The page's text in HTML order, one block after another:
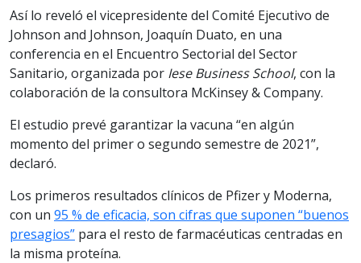
Así lo reveló el vicepresidente del Comité Ejecutivo de
Johnson and Johnson, Joaquín Duato, en una
conferencia en el Encuentro Sectorial del Sector
Sanitario, organizada por Iese Business School, con la
colaboración de la consultora McKinsey & Company.
El estudio prevé garantizar la vacuna “en algún
momento del primer o segundo semestre de 2021”,
declaró.
Los primeros resultados clínicos de Pfizer y Moderna,
con un 95 % de eficacia, son cifras que suponen “buenos
presagios” para el resto de farmacéuticas centradas en
la misma proteína.